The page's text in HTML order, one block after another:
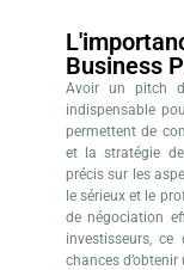
Business
Avoir un pitch
indispensable
permettent de
et la stratégie
précis sur les
le sérieux et le
de négociation
investisseurs,
chances